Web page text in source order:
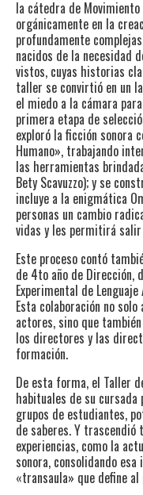
la cátedra de
orgánicamente en la
profundamente
nacidos de la necesidad
vistos, cuyas historias
taller se convirtió en un
el miedo a la cámara
primera etapa de
exploró la ficción sonora
Humano», trabajando
las herramientas
Bety Scavuzzo); y se
incluye a la enigmática
personas un cambio
vidas y les permitirá
Este proceso contó
de 4to año de Dirección,
Experimental de
Esta colaboración no
actores, sino que
los directores y las
formación.
De esta forma, el Taller
habituales de su
grupos de estudiantes,
de saberes. Y
experiencias, como la
sonora, consolidando
«transaula» que define al